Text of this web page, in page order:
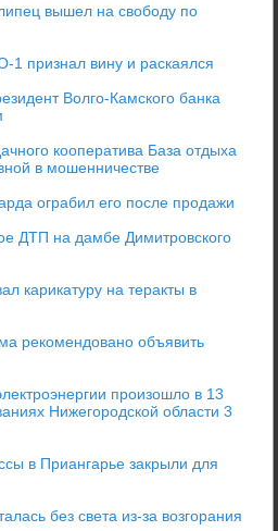
вышел на свободу по
признал вину и раскаялся
Волго-Камского банка
кооператива База отдыха
в мошенничестве
ограбил его после продажи
ДТП на дамбе Димитровского
карикатуру на теракты в
рекомендовано объявить
произошло в 13
Нижегородской области 3
в Приангарье закрыли для
без света из-за возгорания